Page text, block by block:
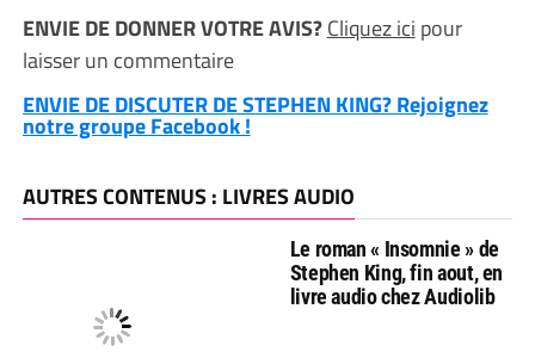
ENVIE DE DONNER VOTRE AVIS?Cliquez ici pour
laisser un commentaire
ENVIE DE DISCUTER DE STEPHEN KING? Rejoignez
notre groupe Facebook !
AUTRES CONTENUS : LIVRES AUDIO
Le roman « Insomnie » de
Stephen King, fin aout, en
livre audio chez Audiolib